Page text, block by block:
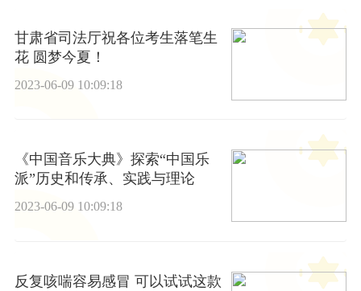
甘肃省司法厅祝各位考生落笔生
花 圆梦今夏！
2023-06-09 10:09:18
《中国音乐大典》探索“中国乐
派”历史和传承、实践与理论
2023-06-09 10:09:18
反复咳喘容易感冒 可以试试这款